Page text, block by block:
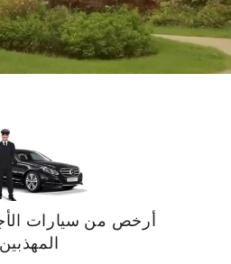
أرخص من سيارات
المهذبين